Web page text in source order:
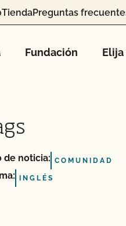
TiendaPreguntas
Fundación
de noticia: COMUNIDAD
INGLÉS